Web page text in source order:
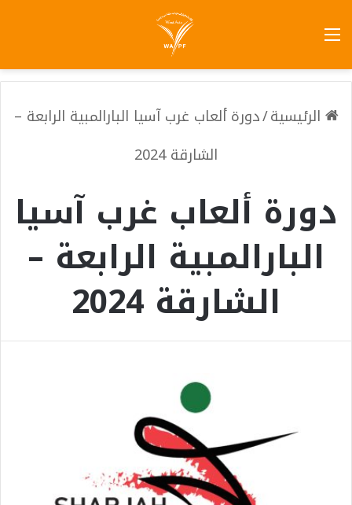
الرئيسية/دورة ألعاب غرب آسيا البارالمبية الرابعة –
الشارقة 2024
دورة ألعاب غرب آسيا
البارالمبية الرابعة –
الشارقة 2024